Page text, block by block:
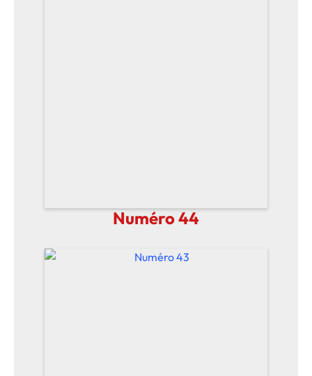
Numéro 44